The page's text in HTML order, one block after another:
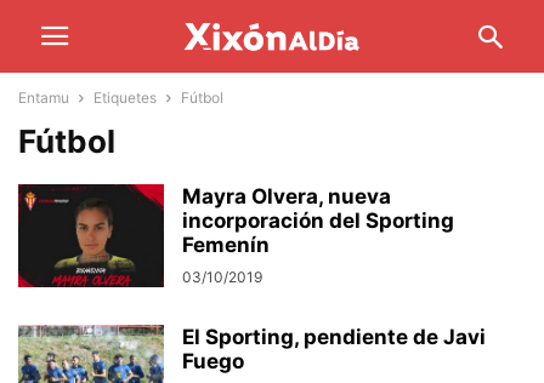
Entamu Etiquetes Fútbol
Fútbol
Mayra Olvera, nueva
incorporación del Sporting
Femenín
03/10/2019
El Sporting, pendiente de Javi
Fuego